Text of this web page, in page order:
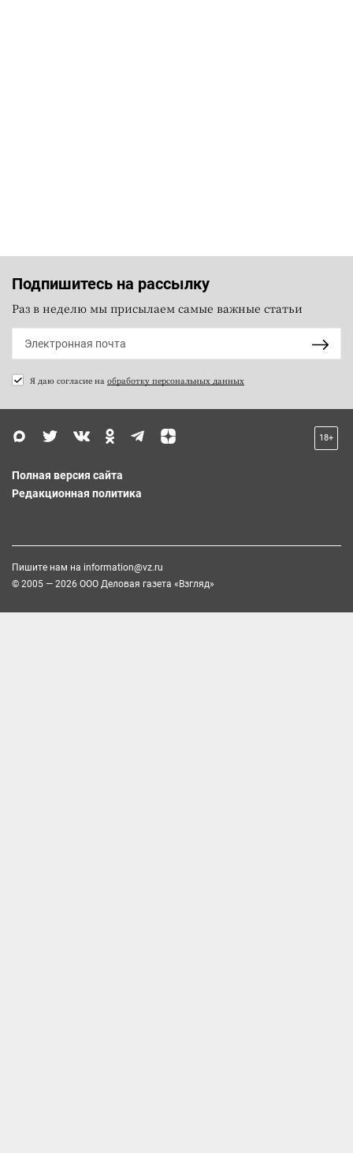
Подпишитесь на рассылку
Раз в неделю мы присылаем самые важные статьи
Я даю согласие на обработку персональных данных
18+
Полная версия сайта
Редакционная политика
Пишите нам на information@vz.ru
© 2005 — 2026 ООО Деловая газета «Взгляд»